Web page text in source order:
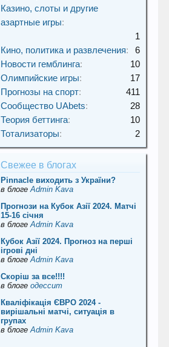
Казино, слоты и другие
азартные игры:
1
Кино, политика и развлечения:
6
Новости гемблинга:
10
Олимпийские игры:
17
Прогнозы на спорт:
411
Сообщество UAbets:
28
Теория беттинга:
10
Тотализаторы: 2
Свежее в блогах
Pinnacle виходить з України?
в блогеAdmin Kava
Прогнози на Кубок Азії 2024. Матчі
15-16 січня
в блогеAdmin Kava
Кубок Азії 2024. Прогноз на перші
ігрові дні
в блогеAdmin Kava
Скорiш за все!!!!
в блоге одессит
Кваліфікація ЄВРО 2024 -
вирішальні матчі, ситуація в
групах
в блогеAdmin Kava